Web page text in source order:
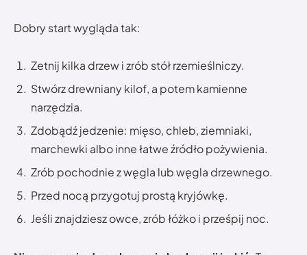
Dobry start wygląda tak:
Zetnij kilka drzew i zrób stół rzemieślniczy.
Stwórz drewniany kilof, a potem kamienne
narzędzia.
Zdobądź jedzenie: mięso, chleb, ziemniaki,
marchewki albo inne łatwe źródło pożywienia.
Zrób pochodnie z węgla lub węgla drzewnego.
Przed nocą przygotuj prostą kryjówkę.
Jeśli znajdziesz owce, zrób łóżko i prześpij noc.